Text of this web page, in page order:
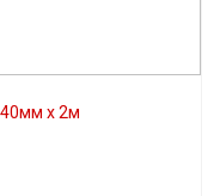
х 2м